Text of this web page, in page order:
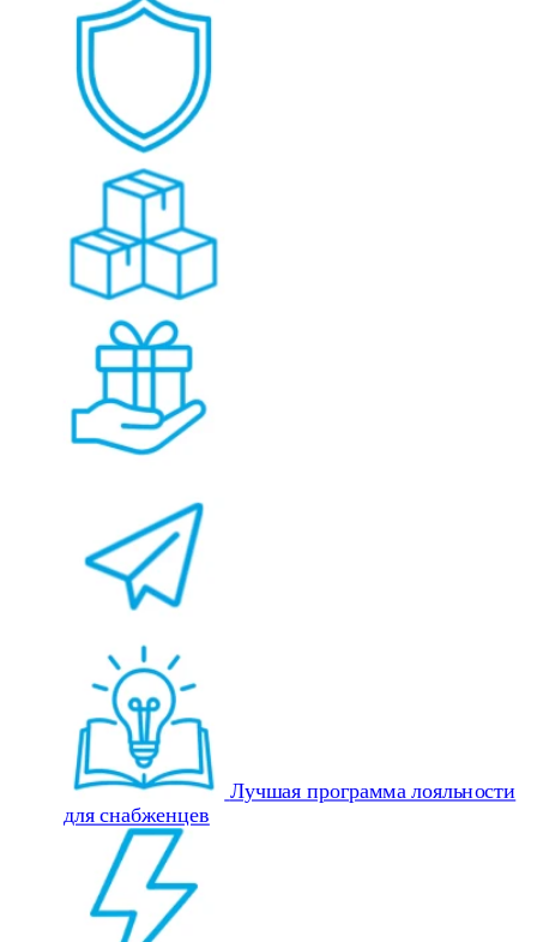
Лучшая программа лояльности
для снабженцев